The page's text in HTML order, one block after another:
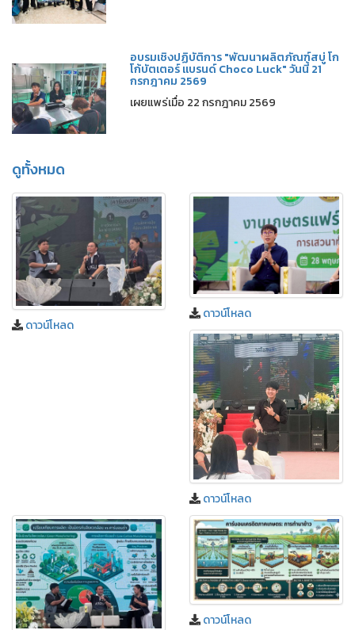
อบรมเชิงปฏิบัติการ "พัฒนาผลิตภัณฑ์สบู่ โก
โก้บัตเตอร์ แบรนด์ Choco Luck" วันนี้ 21
กรกฎาคม 2569
เผยแพร่เมื่อ 22 กรกฎาคม 2569
ดูทั้งหมด
ดาวน์โหลด
ดาวน์โหลด
ดาวน์โหลด
ดาวน์โหลด